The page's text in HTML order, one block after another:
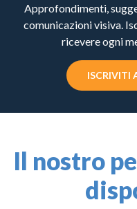
Approfondimenti,
comunicazioni visiva.
ricevere ogni
ISCRIVITI
Il nostro